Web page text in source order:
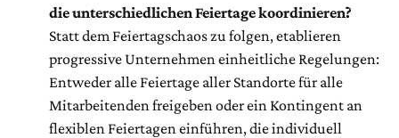
die unterschiedlichen Feiertage koordinieren?
Statt dem Feiertagschaos zu folgen, etablieren
progressive Unternehmen einheitliche Regelungen:
Entweder alle Feiertage aller Standorte für alle
Mitarbeitenden freigeben oder ein Kontingent an
flexiblen Feiertagen einführen, die individuell